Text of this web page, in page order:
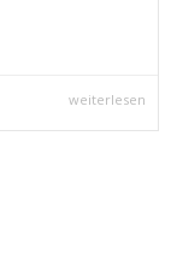
weiterlesen